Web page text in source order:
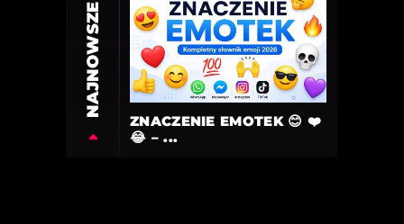
NAJNOWSZE
ZNACZENIE EMOTEK 😊 ❤️
😂 – ...